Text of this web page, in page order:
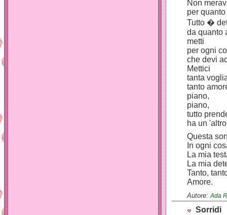
Non
per
Tutto �
da quanto
metti
per ogni
che devi
Mettici
tanta
tanto
piano,
piano,
tutto
ha un
Questa
In ogni
La mia
La mia
Tanto,
Amore.
Autore:Ada
Sorridi